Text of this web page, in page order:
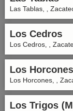
Las Tablas, ,
Los Cedros
Los Cedros, ,
Los Horcones
Los Horcones, ,
Los Trigos